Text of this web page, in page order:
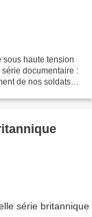
sous haute tension
documentaire :
de nos soldats